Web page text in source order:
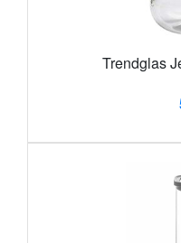
Trendglas